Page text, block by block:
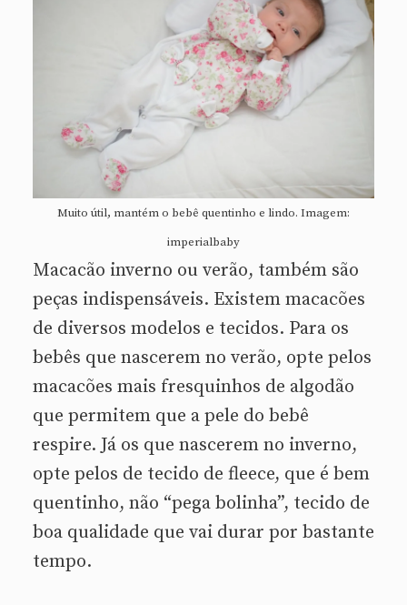
Muito útil, mantém o bebê quentinho e lindo. Imagem:
imperialbaby
Macacão inverno ou verão, também são
peças indispensáveis. Existem macacões
de diversos modelos e tecidos. Para os
bebês que nascerem no verão, opte pelos
macacões mais fresquinhos de algodão
que permitem que a pele do bebê
respire. Já os que nascerem no inverno,
opte pelos de tecido de fleece, que é bem
quentinho, não “pega bolinha”, tecido de
boa qualidade que vai durar por bastante
tempo.